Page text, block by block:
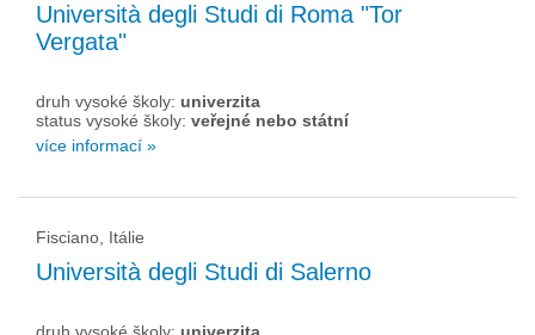
Università degli Studi di Roma "Tor
Vergata"
druh vysoké školy: univerzita
status vysoké školy: veřejné nebo státní
více informací »
Fisciano, Itálie
Università degli Studi di Salerno